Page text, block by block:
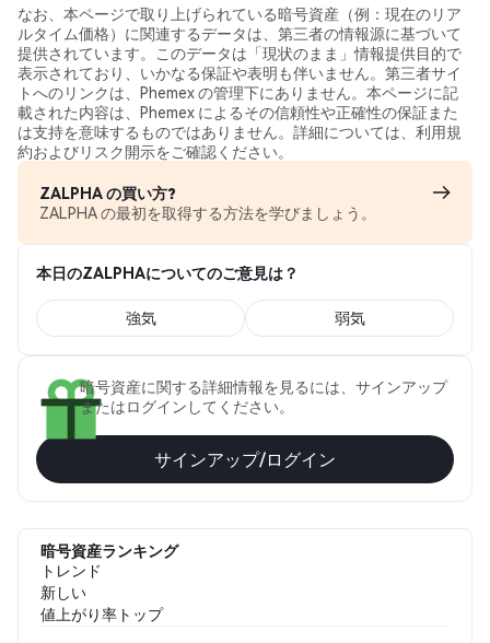
なお、本ページで取り上げられている暗号資産（例：現在のリア
ルタイム価格）に関連するデータは、第三者の情報源に基づいて
提供されています。このデータは「現状のまま」情報提供目的で
表示されており、いかなる保証や表明も伴いません。第三者サイ
トへのリンクは、Phemex の管理下にありません。本ページに記
載された内容は、Phemex によるその信頼性や正確性の保証また
は支持を意味するものではありません。詳細については、利用規
約およびリスク開示をご確認ください。
ZALPHA の買い方?
ZALPHA の最初を取得する方法を学びましょう。
本日のZALPHAについてのご意見は？
強気 弱気
暗号資産に関する詳細情報を見るには、サインアップ
またはログインしてください。
サインアップ/ログイン
暗号資産ランキング
トレンド
新しい
値上がり率トップ